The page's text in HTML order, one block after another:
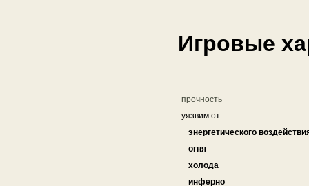
Игровые
прочность
уязвим от:
энергетического
огня
холода
инферно